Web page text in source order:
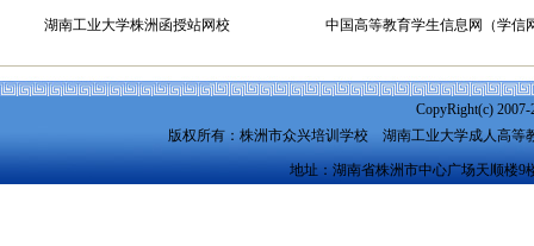
湖南工业大学株洲函授站网校 中国高等教育学生信息网（学信
CopyRight(c)
版权所有：株洲市众兴培训学校 湖南工业大学成人高等
地址：湖南省株洲市中心广场天顺楼